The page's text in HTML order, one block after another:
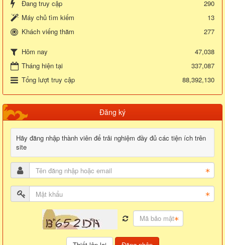
Đang truy cập
290
Máy chủ tìm kiếm
13
Khách viếng thăm
277
Hôm nay
47,038
Tháng hiện tại
337,087
Tổng lượt truy cập
88,392,130
Đăng ký
Hãy đăng nhập thành viên để trải nghiệm đầy đủ các tiện ích trên
site